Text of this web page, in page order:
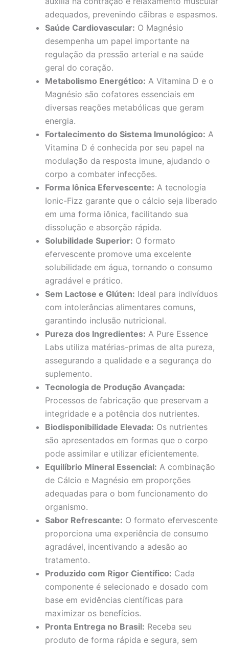
adequados, prevenindo cãibras e espasmos.
Saúde Cardiovascular: O Magnésio
desempenha um papel importante na
regulação da pressão arterial e na saúde
geral do coração.
Metabolismo Energético: A Vitamina D e o
Magnésio são cofatores essenciais em
diversas reações metabólicas que geram
energia.
Fortalecimento do Sistema Imunológico: A
Vitamina D é conhecida por seu papel na
modulação da resposta imune, ajudando o
corpo a combater infecções.
Forma Iônica Efervescente: A tecnologia
Ionic-Fizz garante que o cálcio seja liberado
em uma forma iônica, facilitando sua
dissolução e absorção rápida.
Solubilidade Superior: O formato
efervescente promove uma excelente
solubilidade em água, tornando o consumo
agradável e prático.
Sem Lactose e Glúten: Ideal para indivíduos
com intolerâncias alimentares comuns,
garantindo inclusão nutricional.
Pureza dos Ingredientes: A Pure Essence
Labs utiliza matérias-primas de alta pureza,
assegurando a qualidade e a segurança do
suplemento.
Tecnologia de Produção Avançada:
Processos de fabricação que preservam a
integridade e a potência dos nutrientes.
Biodisponibilidade Elevada: Os nutrientes
são apresentados em formas que o corpo
pode assimilar e utilizar eficientemente.
Equilíbrio Mineral Essencial: A combinação
de Cálcio e Magnésio em proporções
adequadas para o bom funcionamento do
organismo.
Sabor Refrescante: O formato efervescente
proporciona uma experiência de consumo
agradável, incentivando a adesão ao
tratamento.
Produzido com Rigor Científico: Cada
componente é selecionado e dosado com
base em evidências científicas para
maximizar os benefícios.
Pronta Entrega no Brasil: Receba seu
produto de forma rápida e segura, sem